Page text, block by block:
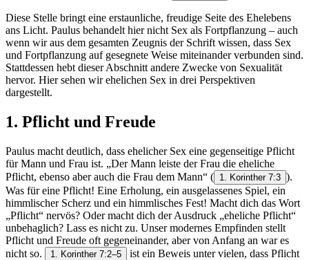
Diese Stelle bringt eine erstaunliche, freudige Seite des Ehelebens
ans Licht. Paulus behandelt hier nicht Sex als Fortpflanzung – auch
wenn wir aus dem gesamten Zeugnis der Schrift wissen, dass Sex
und Fortpflanzung auf gesegnete Weise miteinander verbunden sind.
Stattdessen hebt dieser Abschnitt andere Zwecke von Sexualität
hervor. Hier sehen wir ehelichen Sex in drei Perspektiven
dargestellt.
1. Pflicht und Freude
Paulus macht deutlich, dass ehelicher Sex eine gegenseitige Pflicht
für Mann und Frau ist. „Der Mann leiste der Frau die eheliche
Pflicht, ebenso aber auch die Frau dem Mann“ ( 1. Korinther 7:3 ).
Was für eine Pflicht! Eine Erholung, ein ausgelassenes Spiel, ein
himmlischer Scherz und ein himmlisches Fest! Macht dich das Wort
„Pflicht“ nervös? Oder macht dich der Ausdruck „eheliche Pflicht“
unbehaglich? Lass es nicht zu. Unser modernes Empfinden stellt
Pflicht und Freude oft gegeneinander, aber von Anfang an war es
nicht so.
1. Korinther 7:2–5
ist ein Beweis unter vielen, dass Pflicht